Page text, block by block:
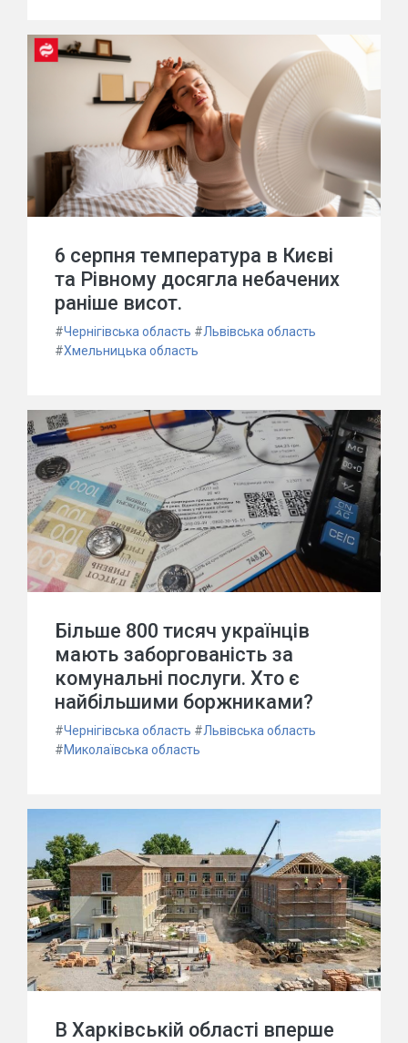
6 серпня температура в Києві
та Рівному досягла небачених
раніше висот.
#Чернігівська область #Львівська область
#Хмельницька область
Більше 800 тисяч українців
мають заборгованість за
комунальні послуги. Хто є
найбільшими боржниками?
#Чернігівська область #Львівська область
#Миколаївська область
В Харківській області вперше